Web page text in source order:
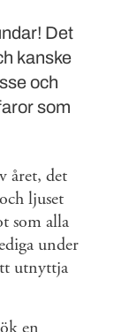
Det
kanske
och
som
året, det
ljuset
som alla
under
utnyttja